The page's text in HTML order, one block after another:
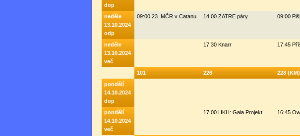
dop
neděle
13.10.2024
odp
09:00 23. MČR v Catanu 14:00 ZATRE páry 09:00
neděle
13.10.2024
več
17:30 Knarr 17:45
101
226 228 (KM)
pondělí
14.10.2024
dop
pondělí
14.10.2024
več
17:00 HKH: Gaia Projekt 16:45